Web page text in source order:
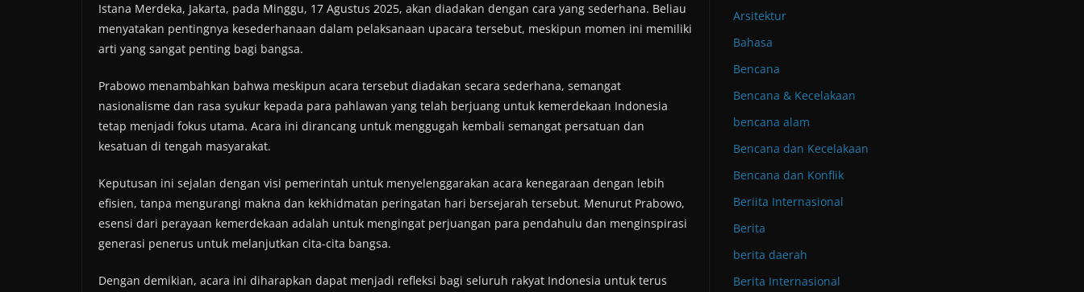
Istana Merdeka, Jakarta, pada Minggu, 17 Agustus 2025, akan diadakan dengan cara yang sederhana. Beliau
menyatakan pentingnya kesederhanaan dalam pelaksanaan upacara tersebut, meskipun momen ini memiliki
arti yang sangat penting bagi bangsa.
Prabowo menambahkan bahwa meskipun acara tersebut diadakan secara sederhana, semangat
nasionalisme dan rasa syukur kepada para pahlawan yang telah berjuang untuk kemerdekaan Indonesia
tetap menjadi fokus utama. Acara ini dirancang untuk menggugah kembali semangat persatuan dan
kesatuan di tengah masyarakat.
Keputusan ini sejalan dengan visi pemerintah untuk menyelenggarakan acara kenegaraan dengan lebih
efisien, tanpa mengurangi makna dan kekhidmatan peringatan hari bersejarah tersebut. Menurut Prabowo,
esensi dari perayaan kemerdekaan adalah untuk mengingat perjuangan para pendahulu dan menginspirasi
generasi penerus untuk melanjutkan cita-cita bangsa.
Dengan demikian, acara ini diharapkan dapat menjadi refleksi bagi seluruh rakyat Indonesia untuk terus
Arsitektur
Bahasa
Bencana
Bencana & Kecelakaan
bencana alam
Bencana dan Kecelakaan
Bencana dan Konflik
Beriita Internasional
Berita
berita daerah
Berita Internasional